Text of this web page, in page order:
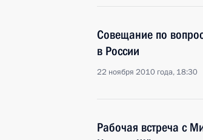
Совещание по
в России
22 ноября 2010 года, 18:30
Рабочая встреча с